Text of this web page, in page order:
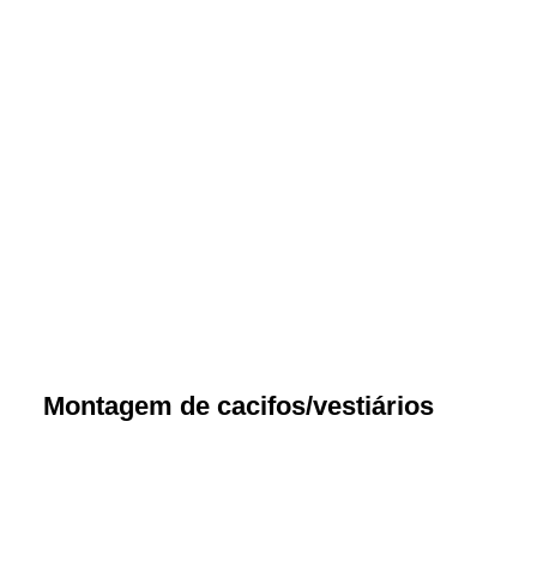
Montagem de cacifos/vestiários